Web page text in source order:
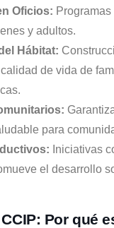
Oficios:
y adultos.
Hábitat:
de vida de
para
Iniciativas
el desarrollo
Por qué